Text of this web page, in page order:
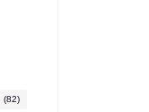
(82)